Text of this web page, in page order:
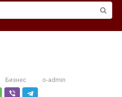
Бизнес o-admin